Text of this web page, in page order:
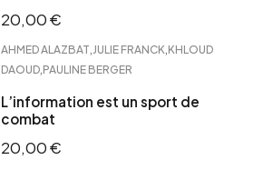
20,00€
AHMED ALAZBAT JULIE FRANCK KHLOUD
DAOUD PAULINE BERGER
L’information est un sport de
combat
20,00€